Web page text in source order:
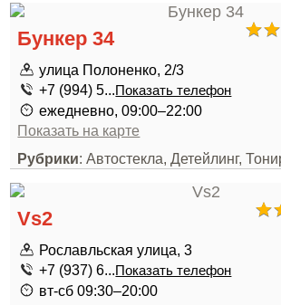
Бункер 34
улица Полоненко, 2/3
+7 (994) 5...Показать телефон
ежедневно, 09:00–22:00
Показать на карте
Рубрики: Автостекла, Детейлинг,
Vs2
Рославльская улица, 3
+7 (937) 6...Показать телефон
вт-сб 09:30–20:00